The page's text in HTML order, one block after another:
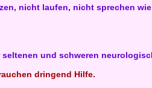
nicht laufen, nicht sprechen
und schweren
dringend Hilfe.